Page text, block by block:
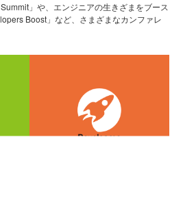
」や、エンジニアの生きざまをブース
Boost」など、さまざまなカンファレ